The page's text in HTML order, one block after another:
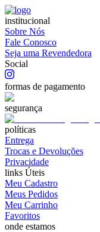
institucional
Sobre Nós
Fale Conosco
Seja uma Revendedora
Social
formas de pagamento
segurança
políticas
Entrega
Trocas e Devoluções
Privacidade
links Úteis
Meu Cadastro
Meus Pedidos
Meu Carrinho
Favoritos
onde estamos